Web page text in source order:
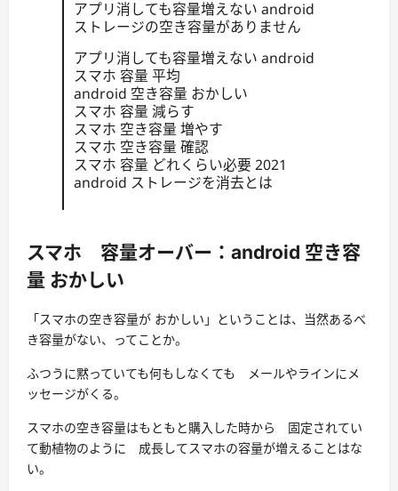
アプリ消しても容量増えない android
ストレージの空き容量がありません
アプリ消しても容量増えない android
スマホ 容量 平均
android 空き容量 おかしい
スマホ 容量 減らす
スマホ 空き容量 増やす
スマホ 空き容量 確認
スマホ 容量 どれくらい必要 2021
android ストレージを消去とは
スマホ 容量オーバー：android 空き容
量 おかしい
「スマホの空き容量が おかしい」ということは、当然あるべ
き容量がない、ってことか。
ふつうに黙っていても何もしなくても メールやラインにメ
ッセージがくる。
スマホの空き容量はもともと購入した時から 固定されてい
て動植物のように 成長してスマホの容量が増えることはな
い。